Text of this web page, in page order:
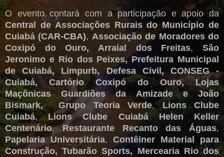
O evento contará com a participação e apoio da
Central de Associações Rurais do Município de
Cuiabá (CAR-CBA), Associação de Moradores do
Coxipó do Ouro, Arraial dos Freitas,São
Jeronimo e Rio dos Peixes, Prefeitura Municipal
de Cuiabá, Limpurb, Defesa Civil,
CONSEG -
Cuiabá, Cartório Coxipó do Ouro,Lojas
Maçônicas Guardiões da Amizade e
João
Bismark,
Grupo Teoria Verde,Lions Clube
Cuiabá,Lions Clube Cuiabá Helen Keller
Centenário,Restaurante Recanto das Águas,
Papelaria Universitária, Contêiner Material para
Construção, Tubarão Sports, Mercearia Rio dos